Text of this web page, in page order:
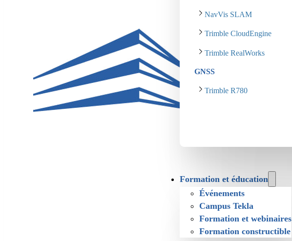
NavVis SLAM
Trimble CloudEngine
Trimble RealWorks
GNSS
Trimble R780
Formation et éducation
Événements
Campus Tekla
Formation et webinaires
Formation constructible